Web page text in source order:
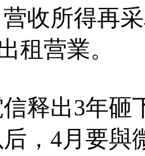
收所得再
租营業。
释出3年砸
，4月要與